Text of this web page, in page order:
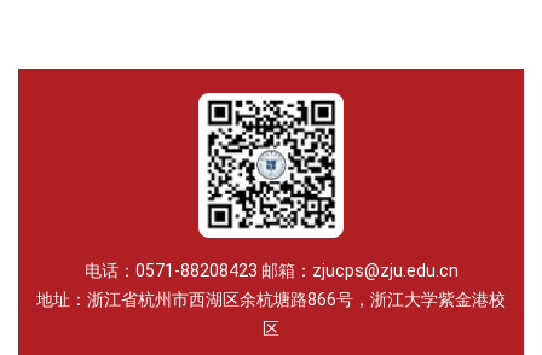
电话：0571-88208423 邮箱：zjucps@zju.edu.cn
地址：浙江省杭州市西湖区余杭塘路866号，浙江大学紫金港校
区